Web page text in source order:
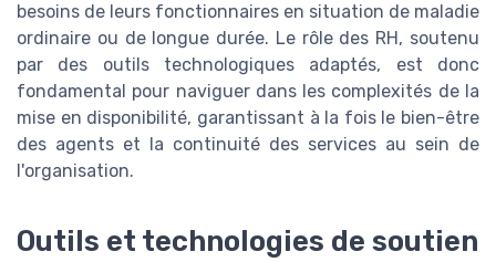
besoins de leurs fonctionnaires en situation de maladie
ordinaire ou de longue durée. Le rôle des RH, soutenu
par des outils technologiques adaptés, est donc
fondamental pour naviguer dans les complexités de la
mise en disponibilité, garantissant à la fois le bien-être
des agents et la continuité des services au sein de
l'organisation.
Outils et technologies de soutien